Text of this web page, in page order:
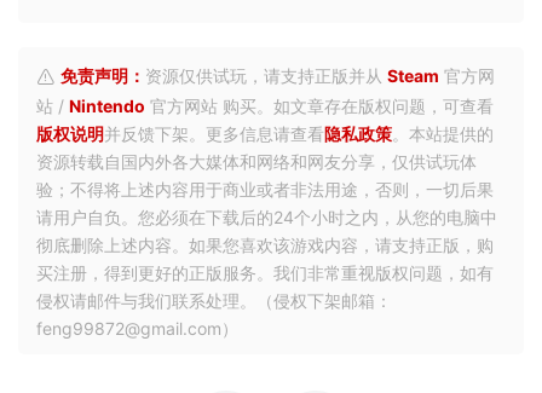
免责声明： 资源仅供试玩，请支持正版并从 Steam 官方网
站 / Nintendo 官方网站 购买。如文章存在版权问题，可查看
版权说明并反馈下架。更多信息请查看隐私政策。本站提供的
资源转载自国内外各大媒体和网络和网友分享，仅供试玩体
验；不得将上述内容用于商业或者非法用途，否则，一切后果
请用户自负。您必须在下载后的24个小时之内，从您的电脑中
彻底删除上述内容。如果您喜欢该游戏内容，请支持正版，购
买注册，得到更好的正版服务。我们非常重视版权问题，如有
侵权请邮件与我们联系处理。（侵权下架邮箱：
feng99872@gmail.com）